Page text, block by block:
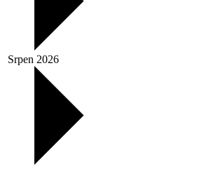
Srpen 2026